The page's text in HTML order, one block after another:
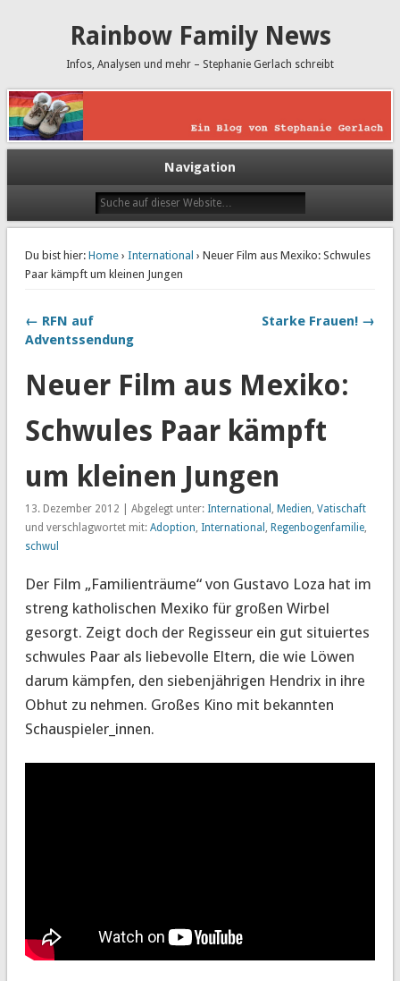
Rainbow Family News
Infos, Analysen und mehr – Stephanie Gerlach schreibt
Navigation
Du bist hier: Home› International › Neuer Film aus Mexiko: Schwules
Paar kämpft um kleinen Jungen
← RFN auf
Adventssendung
Starke Frauen! →
Neuer Film aus Mexiko:
Schwules Paar kämpft
um kleinen Jungen
13. Dezember 2012 | Abgelegt unter: International Medien Vatischaft
und verschlagwortet mit: Adoption International Regenbogenfamilie,
schwul
Der Film „Familienträume“ von Gustavo Loza hat im
streng katholischen Mexiko für großen Wirbel
gesorgt. Zeigt doch der Regisseur ein gut situiertes
schwules Paar als liebevolle Eltern, die wie Löwen
darum kämpfen, den siebenjährigen Hendrix in ihre
Obhut zu nehmen. Großes Kino mit bekannten
Schauspieler_innen.